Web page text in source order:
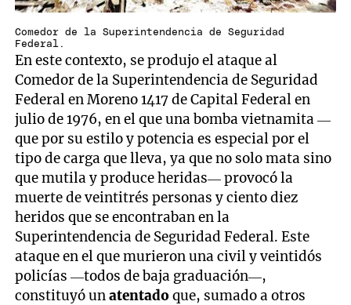
Comedor de la Superintendencia de Seguridad
Federal.
En este contexto, se produjo el ataque al
Comedor de la Superintendencia de Seguridad
Federal en Moreno 1417 de Capital Federal en
julio de 1976, en el que una bomba vietnamita —
que por su estilo y potencia es especial por el
tipo de carga que lleva, ya que no solo mata sino
que mutila y produce heridas— provocó la
muerte de veintitrés personas y ciento diez
heridos que se encontraban en la
Superintendencia de Seguridad Federal. Este
ataque en el que murieron una civil y veintidós
policías —todos de baja graduación—,
constituyó unatentadoque, sumado a otros